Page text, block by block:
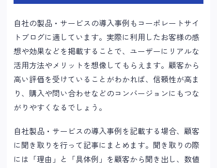
自社の製品・サービスの導入事例もコーポレートサイ
トブログに適しています。実際に利用したお客様の感
想や効果などを掲載することで、ユーザーにリアルな
活用方法やメリットを想像してもらえます。顧客から
高い評価を受けていることがわかれば、信頼性が高ま
り、購入や問い合わせなどのコンバージョンにもつな
がりやすくなるでしょう。
自社製品・サービスの導入事例を記載する場合、顧客
に聞き取りを行って記事にまとめます。聞き取りの際
には「理由」と「具体例」を顧客から聞き出し、数値